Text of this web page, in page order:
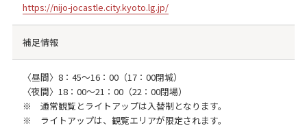
https://nijo-jocastle.city.kyoto.lg.jp/
補足情報
〈昼間〉8：45～16：00（17：00閉城）
〈夜間〉18：00～21：00（22：00閉場）
※ 通常観覧とライトアップは入替制となります。
※ ライトアップは、観覧エリアが限定されます。